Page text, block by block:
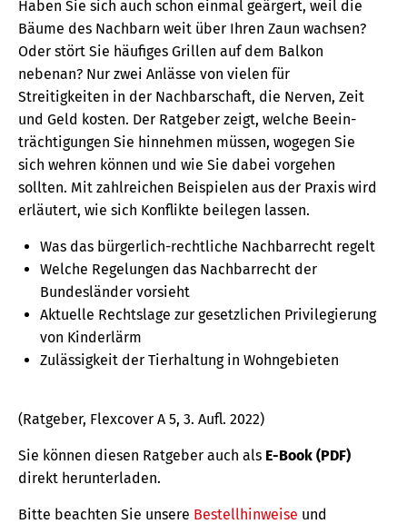
Haben Sie sich auch schon einmal geärgert, weil die
Bäume des Nachbarn weit über Ihren Zaun wachsen?
Oder stört Sie häufiges Grillen auf dem Balkon
nebenan? Nur zwei Anlässe von vielen für
Streitigkeiten in der Nachbarschaft, die Nerven, Zeit
und Geld kosten. Der Ratgeber zeigt, welche Beein­
träch­ti­gungen Sie hin­nehmen müssen, wogegen Sie
sich wehren können und wie Sie dabei vorgehen
sollten. Mit zahlreichen Beispielen aus der Praxis wird
erläutert, wie sich Konflikte beilegen lassen.
Was das bürgerlich-rechtliche Nachbarrecht regelt
Welche Regelungen das Nachbarrecht der
Bundesländer vorsieht
Aktuelle Rechtslage zur gesetzlichen Privilegierung
von Kinderlärm
Zulässigkeit der Tierhaltung in Wohngebieten
(Ratgeber, Flexcover A 5, 3. Aufl. 2022)
Sie können diesen Ratgeber auch als E-Book (PDF)
direkt herunterladen.
Bitte beachten Sie unsere Bestellhinweise und